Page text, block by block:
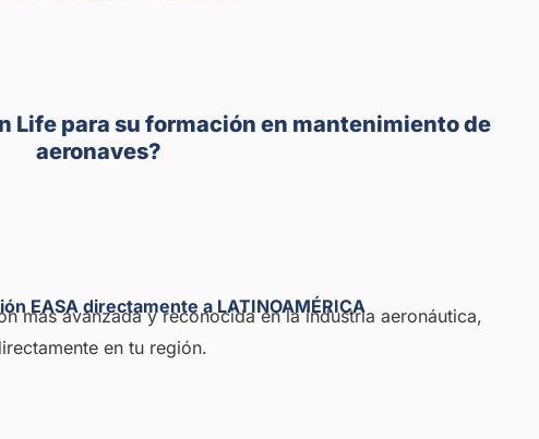
Life para su formación en mantenimiento de
aeronaves?
EASA directamente a LATINOAMÉRICA
más avanzada y reconocida en la industria aeronáutica,
en tu región.